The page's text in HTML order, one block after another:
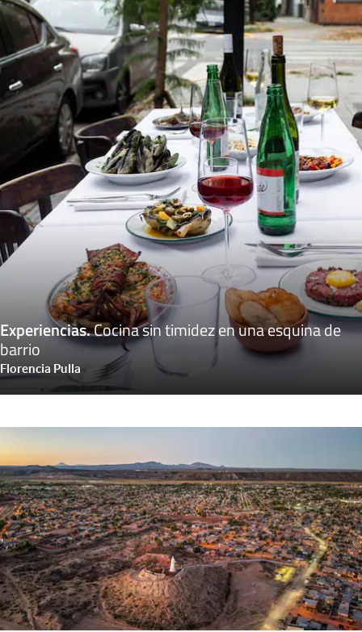
Experiencias.Cocina sin timidez en una esquina de
barrio
Florencia Pulla